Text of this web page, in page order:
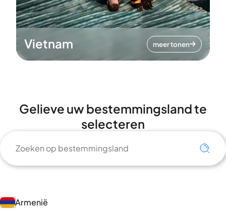
Vietnam meer tonen
Gelieve uw bestemmingsland te
selecteren
Armenië